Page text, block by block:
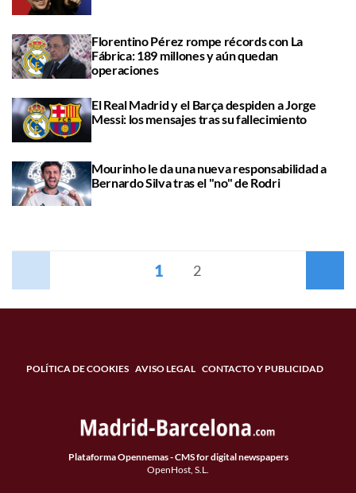
Florentino Pérez rompe récords con La
Fábrica: 189 millones y aún quedan
operaciones
El Real Madrid y el Barça despiden a Jorge
Messi: los mensajes tras su fallecimiento
Mourinho le da una nueva responsabilidad a
Bernardo Silva tras el "no" de Rodri
1 2
POLÍTICA DE COOKIES AVISO LEGAL CONTACTO Y PUBLICIDAD
Plataforma Opennemas - CMS for digital newspapers
OpenHost, S.L.